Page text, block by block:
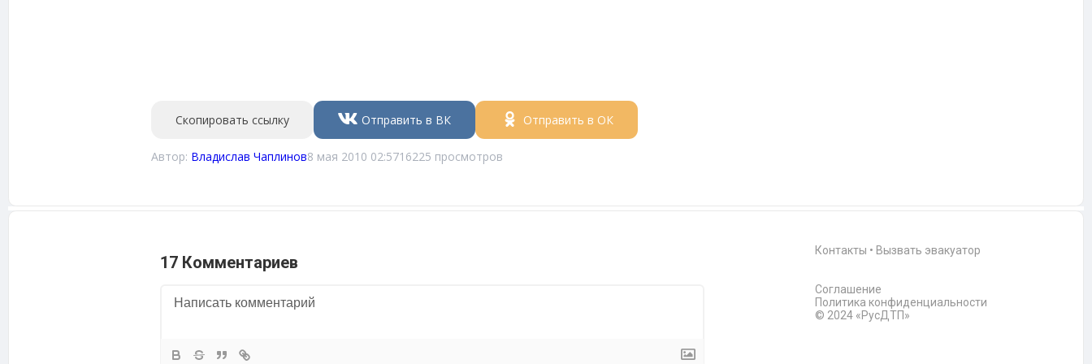
Скопировать ссылку Отправить в ВК Отправить в ОК
Автор: Владислав Чаплинов8 мая 2010 02:5716225 просмотров
17 Комментариев
Контакты • Вызвать эвакуатор
Соглашение
Политика конфиденциальности
© 2024 «РусДТП»